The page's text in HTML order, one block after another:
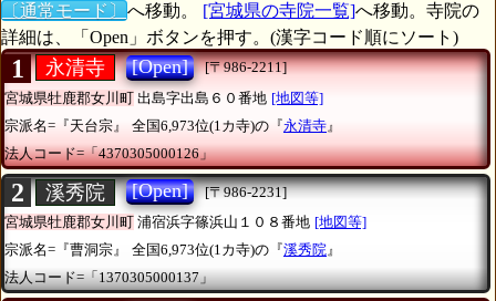
〔通常モード〕 へ移動。 [宮城県の寺院一覧]へ移動。寺院の
詳細は、「Open」ボタンを押す。(漢字コード順にソート)
1 永清寺 [Open]
[〒986-2211]
宮城県牡鹿郡女川町 出島字出島６０番地 [地図等]
宗派名=『天台宗』
全国6,973位(1カ寺)の『永清寺 』
法人コード=「4370305000126」
2 溪秀院 [Open]
[〒986-2231]
宮城県牡鹿郡女川町 浦宿浜字篠浜山１０８番地 [地図等]
宗派名=『曹洞宗』
全国6,973位(1カ寺)の『溪秀院』
法人コード=「1370305000137」